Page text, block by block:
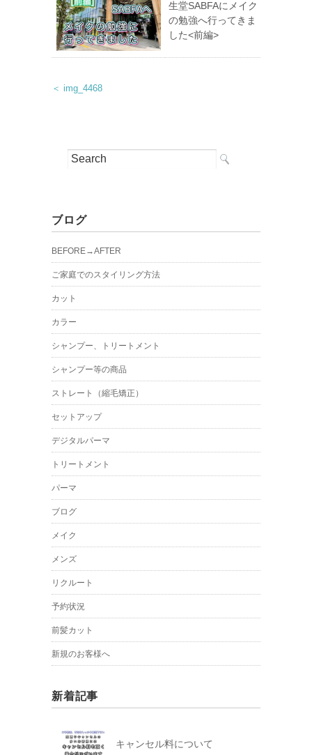
生堂SABFAにメイク
の勉強へ行ってきま
した<前編>
＜ img_4468
ブログ
BEFORE→AFTER
ご家庭でのスタイリング方法
カット
カラー
シャンプー、トリートメント
シャンプー等の商品
ストレート（縮毛矯正）
セットアップ
デジタルパーマ
トリートメント
パーマ
ブログ
メイク
メンズ
リクルート
予約状況
前髪カット
新規のお客様へ
新着記事
キャンセル料について